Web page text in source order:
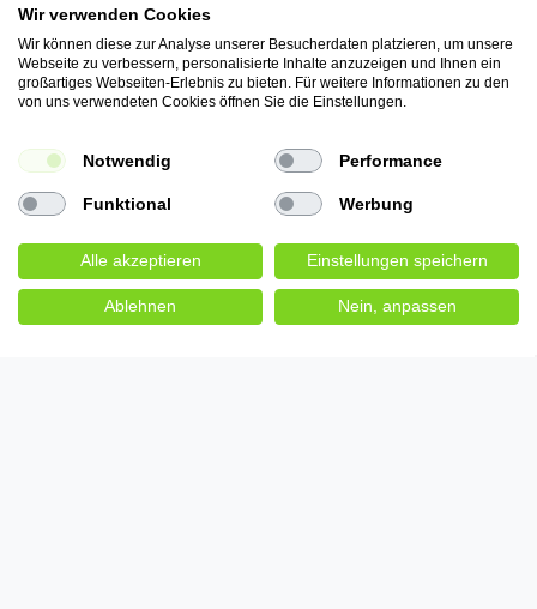
Wir bieten folgende
Wir verwenden Cookies
Wir können diese zur Analyse unserer Besucherdaten platzieren, um unsere
Webseite zu verbessern, personalisierte Inhalte anzuzeigen und Ihnen ein
großartiges Webseiten-Erlebnis zu bieten. Für weitere Informationen zu den
von uns verwendeten Cookies öffnen Sie die Einstellungen.
Notwendig Performance
Funktional Werbung
Alle akzeptieren Einstellungen speichern
Ablehnen Nein, anpassen